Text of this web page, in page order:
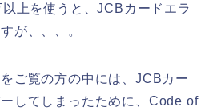
上を使うと、JCBカードエラ
が、、、。
ご覧の方の中には、JCBカー
してしまったために、Code of